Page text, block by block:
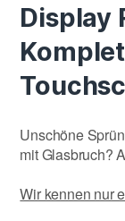
Display
Unschöne
mit Glasbruch?
Wir kennen nur